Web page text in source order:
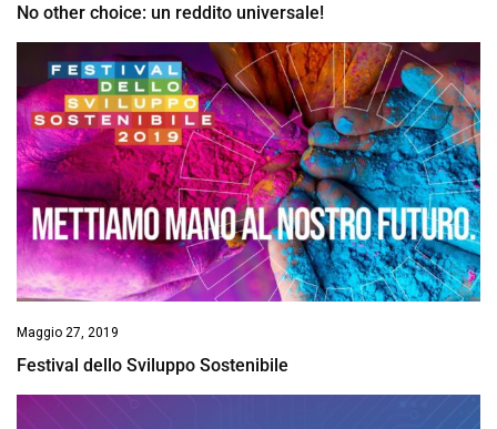
No other choice: un reddito universale!
Maggio 27, 2019
Festival dello Sviluppo Sostenibile